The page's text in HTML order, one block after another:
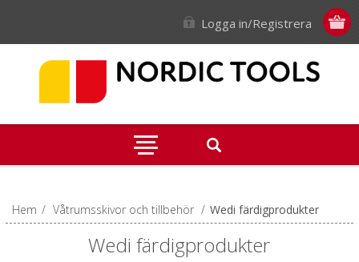
Logga in/Registrera
Hem / Våtrumsskivor och tillbehör / Wedi färdigprodukter
Wedi färdigprodukter